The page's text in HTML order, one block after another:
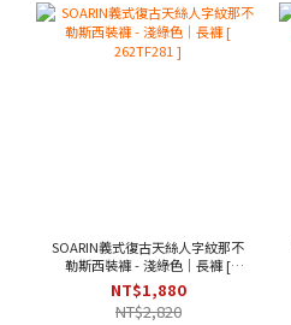
SOARIN義式復古天絲人字紋那不
勒斯西裝褲 - 淺綠色｜長褲 [
262TF281 ]
NT$1,880
NT$2,820